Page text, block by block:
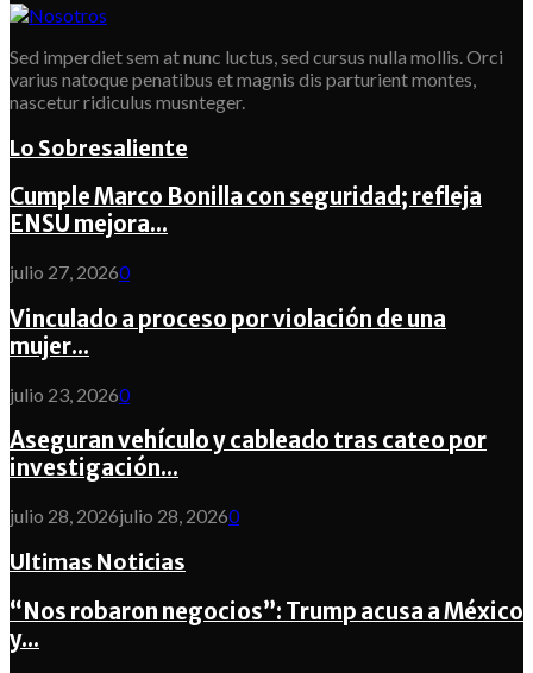
Sed imperdiet sem at nunc luctus, sed cursus nulla mollis. Orci
varius natoque penatibus et magnis dis parturient montes,
nascetur ridiculus musnteger.
Lo Sobresaliente
Cumple Marco Bonilla con seguridad; refleja
ENSU mejora...
julio 27, 20260
Vinculado a proceso por violación de una
mujer...
julio 23, 20260
Aseguran vehículo y cableado tras cateo por
investigación...
julio 28, 2026julio 28, 20260
Ultimas Noticias
“Nos robaron negocios”: Trump acusa a México
y...